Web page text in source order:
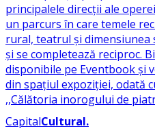
CapitalCultural.